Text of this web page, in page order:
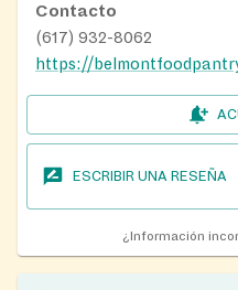
Contacto
(617) 932-8062
https://
ESCRIBIR UNA RESEÑA
¿Información